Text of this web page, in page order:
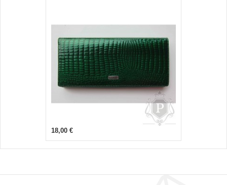
18,00 €